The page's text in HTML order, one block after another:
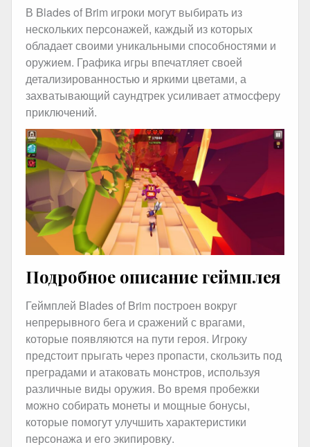
В Blades of Brim игроки могут выбирать из
нескольких персонажей, каждый из которых
обладает своими уникальными способностями и
оружием. Графика игры впечатляет своей
детализированностью и яркими цветами, а
захватывающий саундтрек усиливает атмосферу
приключений.
Подробное описание геймплея
Геймплей Blades of Brim построен вокруг
непрерывного бега и сражений с врагами,
которые появляются на пути героя. Игроку
предстоит прыгать через пропасти, скользить под
преградами и атаковать монстров, используя
различные виды оружия. Во время пробежки
можно собирать монеты и мощные бонусы,
которые помогут улучшить характеристики
персонажа и его экипировку.